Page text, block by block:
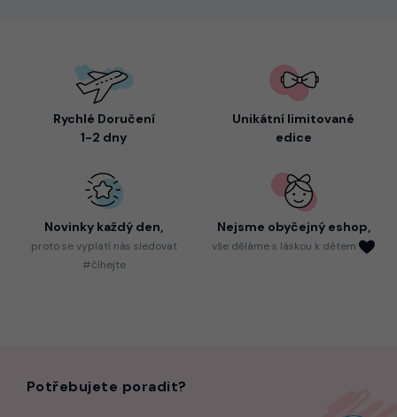
Rychlé Doručení
1-2 dny
Unikátní limitované
edice
Novinky každý den,
protose vyplatí nás sledovat
#číhejte
Nejsme obyčejný eshop,
vše děláme s láskou k dětem
Potřebujete poradit?